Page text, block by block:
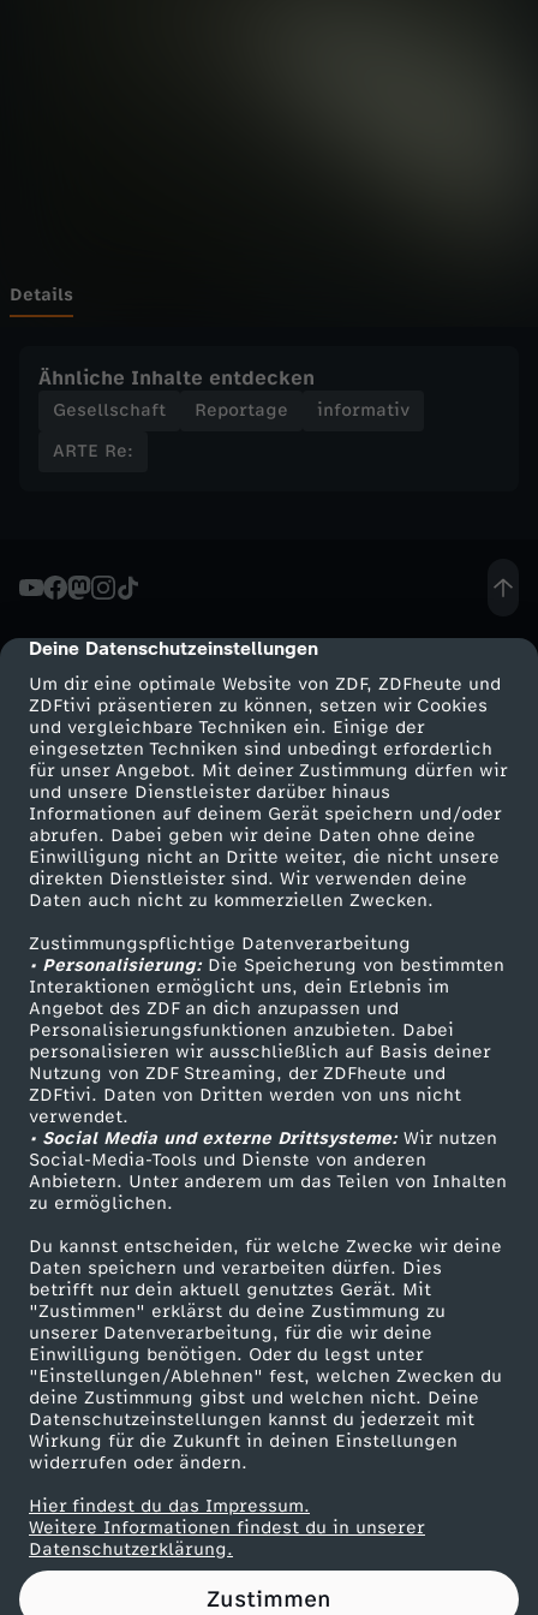
cmp-dialog-description
Deine Datenschutzeinstellungen
Um dir eine optimale Website von ZDF, ZDFheute und
ZDFtivi präsentieren zu können, setzen wir Cookies
und vergleichbare Techniken ein. Einige der
eingesetzten Techniken sind unbedingt erforderlich
für unser Angebot. Mit deiner Zustimmung dürfen wir
und unsere Dienstleister darüber hinaus
Informationen auf deinem Gerät speichern und/oder
abrufen. Dabei geben wir deine Daten ohne deine
Einwilligung nicht an Dritte weiter, die nicht unsere
direkten Dienstleister sind. Wir verwenden deine
Daten auch nicht zu kommerziellen Zwecken.
Zustimmungspflichtige Datenverarbeitung
• Personalisierung:Die Speicherung von bestimmten
Interaktionen ermöglicht uns, dein Erlebnis im
Angebot des ZDF an dich anzupassen und
Personalisierungsfunktionen anzubieten. Dabei
personalisieren wir ausschließlich auf Basis deiner
Nutzung von ZDF Streaming, der ZDFheute und
ZDFtivi. Daten von Dritten werden von uns nicht
verwendet.
• Social Media und externe Drittsysteme:Wir nutzen
Social-Media-Tools und Dienste von anderen
Anbietern. Unter anderem um das Teilen von Inhalten
zu ermöglichen.
Du kannst entscheiden, für welche Zwecke wir deine
Daten speichern und verarbeiten dürfen. Dies
betrifft nur dein aktuell genutztes Gerät. Mit
"Zustimmen" erklärst du deine Zustimmung zu
unserer Datenverarbeitung, für die wir deine
Einwilligung benötigen. Oder du legst unter
"Einstellungen/Ablehnen" fest, welchen Zwecken du
deine Zustimmung gibst und welchen nicht. Deine
Datenschutzeinstellungen kannst du jederzeit mit
Wirkung für die Zukunft in deinen Einstellungen
widerrufen oder ändern.
Hier findest du das Impressum.
Weitere Informationen findest du in unserer
Datenschutzerklärung.
Zustimmen
p
n
n
:
Z
w
i
s
c
h
e
n
F
u
r
c
h
t
u
n
Details
Ähnliche Inhalte entdecken
Gesellschaft Reportage
informativ
ARTE Re:
Mehr ZDF
ZDF-Apps
Smart TV
ZDFtext
Livestreams
Sendungen A-Z
TV-Programm
Service
ZDFmitreden
Kontakt zum ZDF
Tickets
Zuschauerservice
Hilfe
ZDF Unternehmen
Karriere
ZDF goes Schule
Werbefernsehen
Mainzelmännchen
Partner